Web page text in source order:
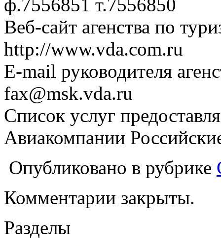
ф.7556851 т.7556850
Веб-сайт агенства по
http://www.vda.com.ru
E-mail руководителя
fax@msk.vda.ru
Список услуг
Авиакомпании
Опубликовано в рубрике
Комментарии закрыты.
Разделы